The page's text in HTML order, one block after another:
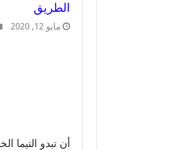
الطريق
مايو 12, 2020
أن تبدو التيما